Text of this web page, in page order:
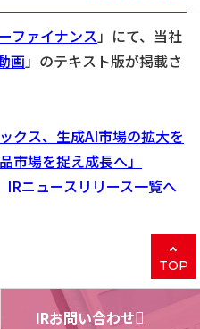
ファイナンス」にて、当社
画」のテキスト版が掲載さ
ックス、生成AI市場の拡大を
市場を捉え成長へ」
IRニュースリリース一覧へ
TOP
IRお問い合わせ